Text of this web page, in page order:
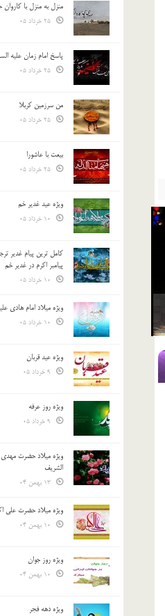
منزل به منزل با
پاسخ امام زمان علیه
من سرزمین کربلا
بیعت با عاشورا
ویژه عید غدیر خم
کامل ترین پیام غدیر
پیامبر اکرم در غدیر خم
ویژه میلاد امام هادی
ویژه عید قربان
ویژه روز عرفه
ویژه میلاد حضرت مهدی
الشريف
ویژه میلاد حضرت علی
ویژه روز جوان
ویژه دهه فجر